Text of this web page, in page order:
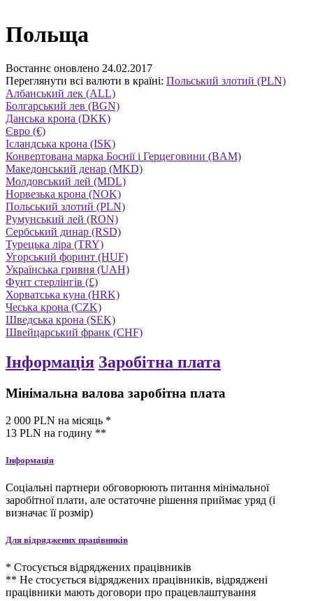
Польща
Востаннє оновлено 24.02.2017
Переглянути всі валюти в країні: Польський злотий (PLN)
Албанський лек (ALL)
Болгарський лев (BGN)
Данська крона (DKK)
Євро (€)
Ісландська крона (ISK)
Конвертована марка Боснії і Герцеговини (BAM)
Македонський денар (MKD)
Молдовський лей (MDL)
Норвезька крона (NOK)
Польський злотий (PLN)
Румунський лей (RON)
Сербський динар (RSD)
Турецька ліра (TRY)
Угорський форинт (HUF)
Українська гривня (UAH)
Фунт стерлінгів (£)
Хорватська куна (HRK)
Чеська крона (CZK)
Шведська крона (SEK)
Швейцарський франк (CHF)
Інформація Заробітна плата
Мінімальна валова заробітна плата
2 000 PLN на місяць *
13 PLN на годину **
Інформація
Соціальні партнери обговорюють питання мінімальної
заробітної плати, але остаточне рішення приймає уряд (і
визначає її розмір)
Для відряджених працівників
* Стосується відряджених працівників
** Не стосується відряджених працівників, відряджені
працівники мають договори про працевлаштування